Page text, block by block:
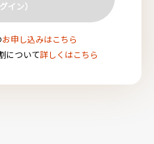
イン）
お申し込みはこちら
について詳しくはこちら